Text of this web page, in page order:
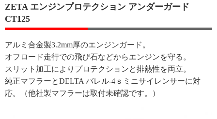
ZETA エンジンプロテクション アンダーガード
CT125
アルミ合金製3.2mm厚のエンジンガード。
オフロード走行での飛び石などからエンジンを守る。
スリット加工によりプロテクションと排熱性を両立。
純正マフラーとDELTA バレル-4ｓミニサイレンサーに対
応。（他社製マフラーは取付未確認です。）